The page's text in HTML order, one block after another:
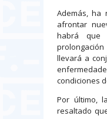
Además, ha
afrontar
habrá
llevará a
condiciones
Por último,
resaltado